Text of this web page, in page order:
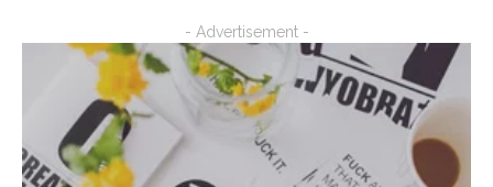
- Advertisement -